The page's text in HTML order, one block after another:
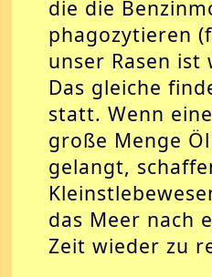
die die
phagozytieren
unser Rasen ist
Das gleiche
statt. Wenn
große Menge
gelangt,
das Meer nach
Zeit wieder zu